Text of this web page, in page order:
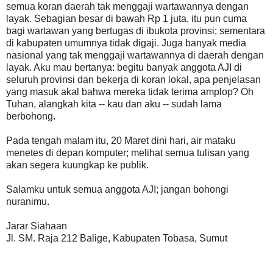
semua koran daerah tak menggaji wartawannya dengan
layak. Sebagian besar di bawah Rp 1 juta, itu pun cuma
bagi wartawan yang bertugas di ibukota provinsi; sementara
di kabupaten umumnya tidak digaji. Juga banyak media
nasional yang tak menggaji wartawannya di daerah dengan
layak. Aku mau bertanya: begitu banyak anggota AJI di
seluruh provinsi dan bekerja di koran lokal, apa penjelasan
yang masuk akal bahwa mereka tidak terima amplop? Oh
Tuhan, alangkah kita -- kau dan aku -- sudah lama
berbohong.
Pada tengah malam itu, 20 Maret dini hari, air mataku
menetes di depan komputer; melihat semua tulisan yang
akan segera kuungkap ke publik.
Salamku untuk semua anggota AJI; jangan bohongi
nuranimu.
Jarar Siahaan
Jl. SM. Raja 212 Balige, Kabupaten Tobasa, Sumut